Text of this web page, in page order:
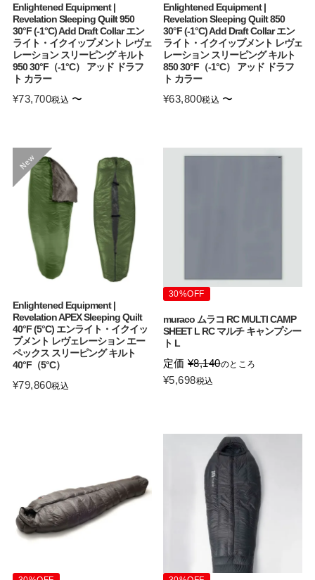
Enlightened Equipment |
Revelation Sleeping Quilt 950
30°F (-1°C) Add Draft Collar エン
ライト・イクイップメント レヴェ
レーション スリーピング キルト
950 30°F（-1°C） アッド ドラフ
ト カラー
¥73,700税込 〜
Enlightened Equipment |
Revelation Sleeping Quilt 850
30°F (-1°C) Add Draft Collar エン
ライト・イクイップメント レヴェ
レーション スリーピング キルト
850 30°F（-1°C） アッド ドラフ
ト カラー
¥63,800税込 〜
Enlightened Equipment |
Revelation APEX Sleeping Quilt
40°F (5°C) エンライト・イクイッ
プメント レヴェレーション エー
ペックス スリーピング キルト
40°F（5°C）
¥79,860税込
30%OFF
muraco ムラコ RC MULTI CAMP
SHEET L RC マルチ キャンプシー
ト L
定価 ¥8,140のところ
¥5,698税込